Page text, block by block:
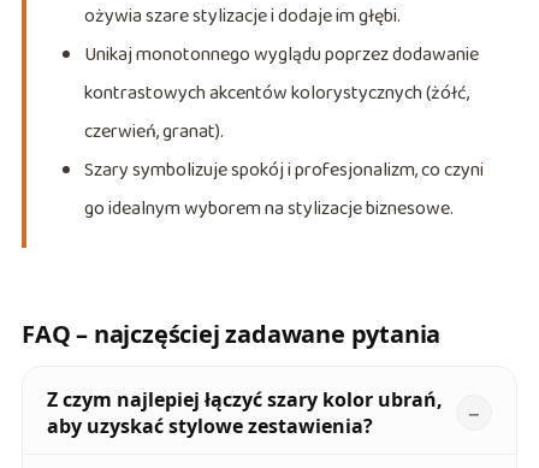
ożywia szare stylizacje i dodaje im głębi.
Unikaj monotonnego wyglądu poprzez dodawanie
kontrastowych akcentów kolorystycznych (żółć,
czerwień, granat).
Szary symbolizuje spokój i profesjonalizm, co czyni
go idealnym wyborem na stylizacje biznesowe.
FAQ – najczęściej zadawane pytania
Z czym najlepiej łączyć szary kolor ubrań,
aby uzyskać stylowe zestawienia?